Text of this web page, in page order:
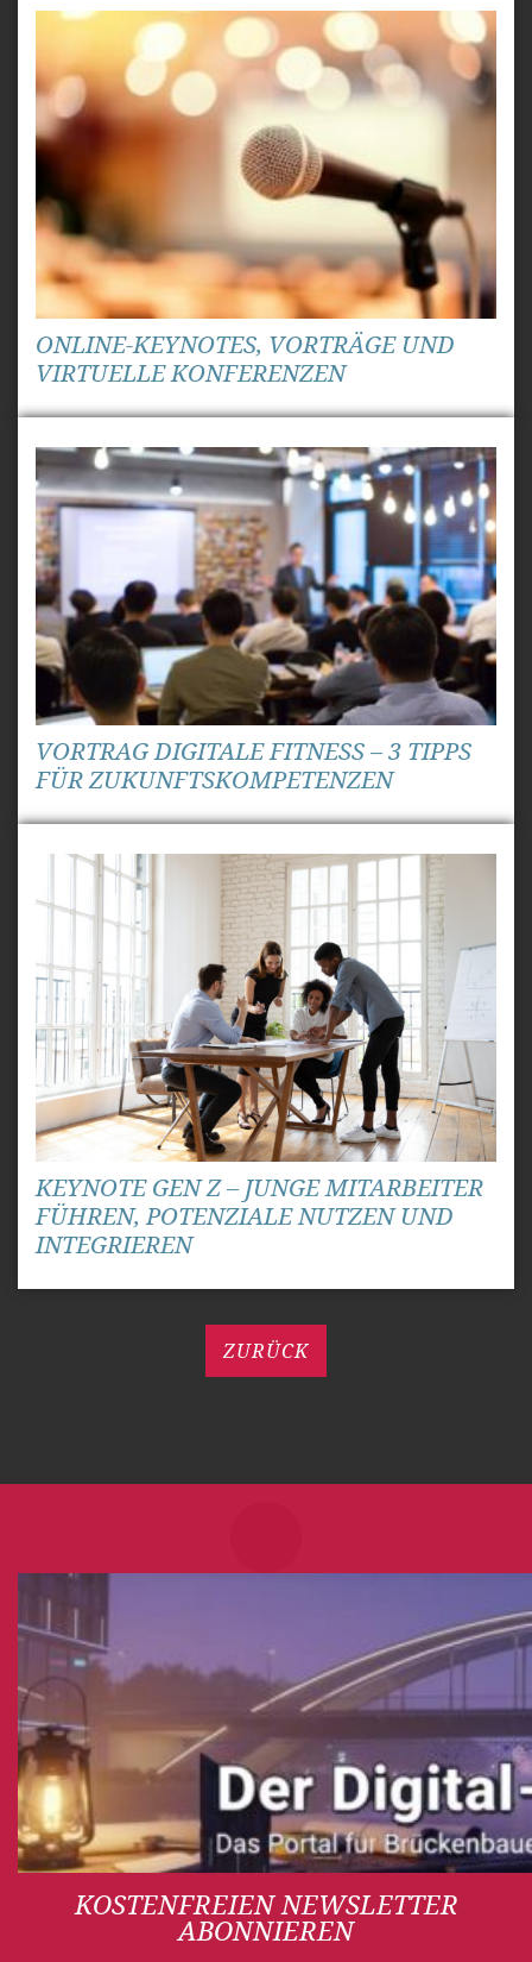
ONLINE-KEYNOTES, VORTRÄGE UND
VIRTUELLE KONFERENZEN
VORTRAG DIGITALE FITNESS – 3 TIPPS
FÜR ZUKUNFTSKOMPETENZEN
KEYNOTE GEN Z – JUNGE MITARBEITER
FÜHREN, POTENZIALE NUTZEN UND
INTEGRIEREN
ZURÜCK
KOSTENFREIEN NEWSLETTER
ABONNIEREN